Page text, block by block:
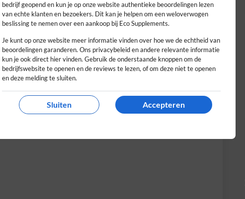
aan supplementen en duidelijke
natuurlijke alternatieven en
ons beleid
bedrijf geopend en kun je op onze website authentieke beoordelingen lezen
van echte klanten en bezoekers. Dit kan je helpen om een weloverwogen
beslissing te nemen over een aankoop bij Eco Supplements.
Je kunt op onze website meer informatie vinden over hoe we de echtheid van
beoordelingen garanderen. Ons privacybeleid en andere relevante informatie
kun je ook direct hier vinden. Gebruik de onderstaande knoppen om de
bedrijfswebsite te openen en de reviews te lezen, of om deze niet te openen
en deze melding te sluiten.
Sluiten Accepteren